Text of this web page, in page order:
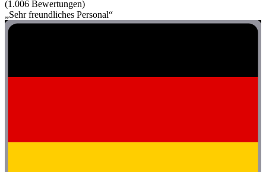
(1.006 Bewertungen)
„Sehr freundliches Personal“